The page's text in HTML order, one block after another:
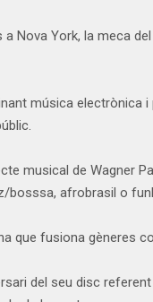
Nova York, la meca
música electrònica
musical de Wagner
bosssa, afrobrasil o
que fusiona gèneres
del seu disc